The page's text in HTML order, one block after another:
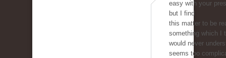
easy with yoսr
but I find
this matter to be
sometһіng which I
would never
seems too